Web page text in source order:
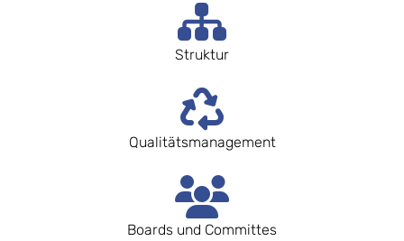
Struktur
Qualitätsmanagement
Boards und Committes